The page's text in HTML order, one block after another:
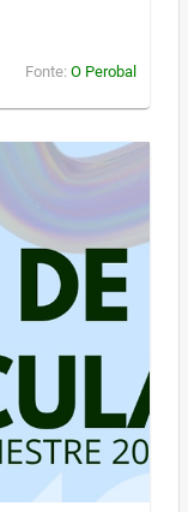
Fonte: O Perobal